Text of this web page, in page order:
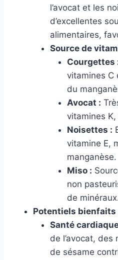
l’avocat et les
d’excellentes
alimentaires,
Source de
Courgettes
vitamines C
du
Avocat :
vitamines
Noisettes :
vitamine E,
manganèse.
Miso :
non
de
Potentiels bienfaits
Santé
de l’avocat, des
de sésame